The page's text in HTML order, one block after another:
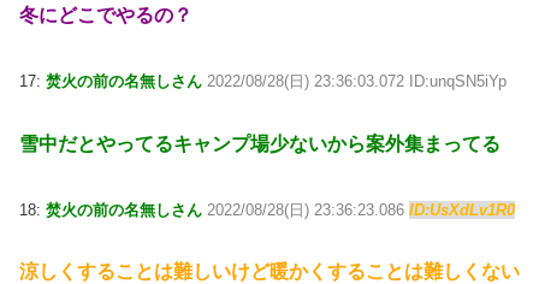
冬にどこでやるの？
17: 焚火の前の名無しさん 2022/08/28(日) 23:36:03.072 ID:unqSN5iYp
雪中だとやってるキャンプ場少ないから案外集まってる
18: 焚火の前の名無しさん 2022/08/28(日) 23:36:23.086 ID:UsXdLv1R0
涼しくすることは難しいけど暖かくすることは難しくない